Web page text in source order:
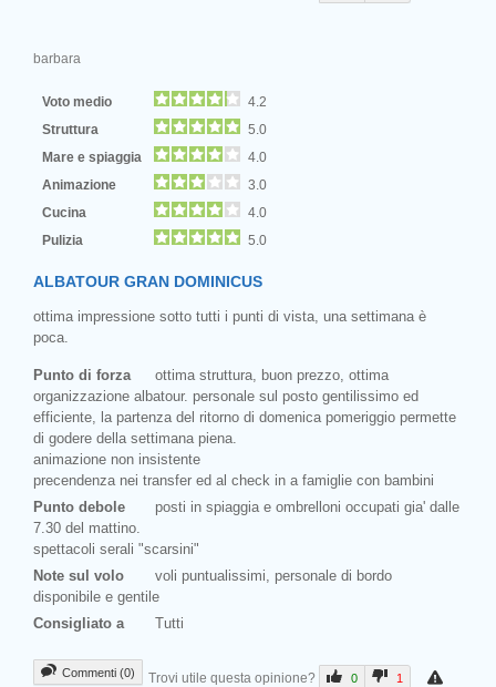
barbara
Voto medio
4.2
Struttura
5.0
Mare e spiaggia
4.0
Animazione
3.0
Cucina
4.0
Pulizia
5.0
ALBATOUR GRAN DOMINICUS
ottima impressione sotto tutti i punti di vista, una settimana è
poca.
Punto di forza
ottima struttura, buon prezzo, ottima
organizzazione albatour. personale sul posto gentilissimo ed
efficiente, la partenza del ritorno di domenica pomeriggio permette
di godere della settimana piena.
animazione non insistente
precendenza nei transfer ed al check in a famiglie con bambini
Punto debole
posti in spiaggia e ombrelloni occupati gia' dalle
7.30 del mattino.
spettacoli serali "scarsini"
Note sul volo
voli puntualissimi, personale di bordo
disponibile e gentile
Consigliato a
Tutti
Commenti (0) Trovi utile questa opinione? 0 1